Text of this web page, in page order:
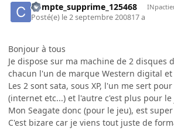
Compte_supprime_125468
Posté(e) le 2 septembre 200817 a
Bonjour à tous
Je dispose sur ma machine de 2 disques
chacun l'un de marque Western digital
Les 2 sont sata, sous XP, l'un me sert
(internet etc...) et l'autre c'est plus pour le
Mon Seagate donc (pour le jeu), est
C'est bizare car je viens tout juste de